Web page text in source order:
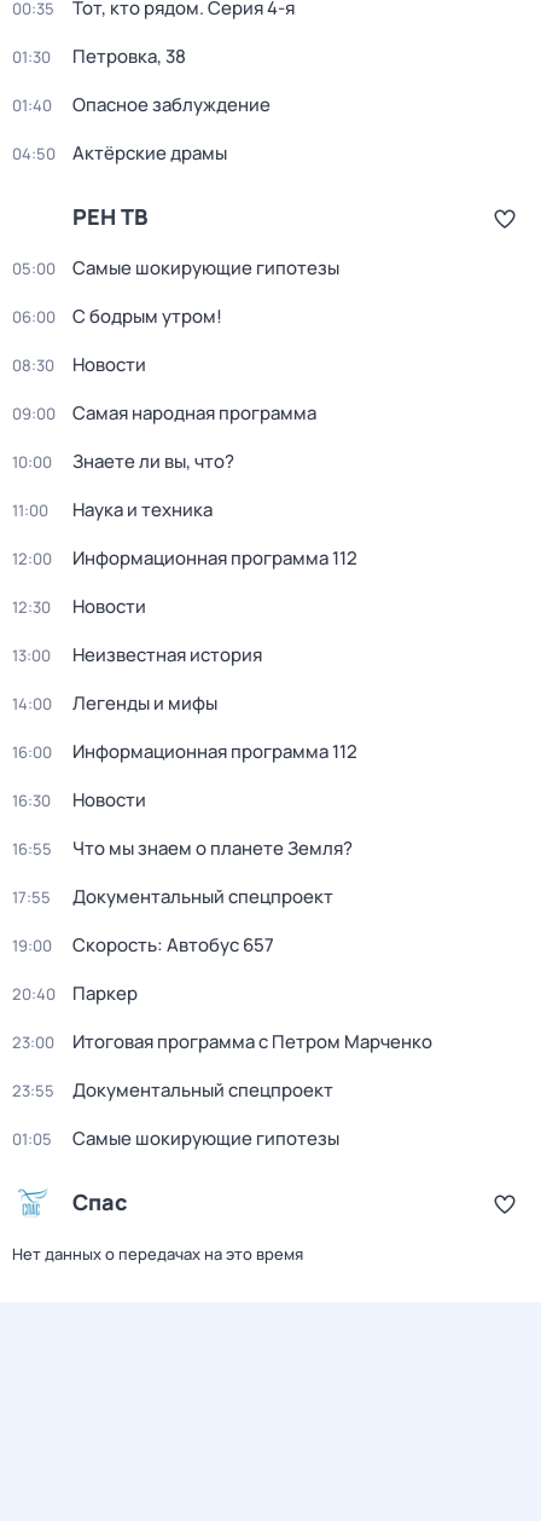
00:35 Тот, кто рядом. Серия 4-я
01:30 Петровка, 38
01:40 Опасное заблуждение
04:50 Актёрские драмы
РЕН ТВ
05:00 Самые шoкиpующие гипотезы
06:00 С бодрым утром!
08:30 Новости
09:00 Самая народная программа
10:00 Знаете ли вы, что?
11:00 Наука и техника
12:00 Информационная программа 112
12:30 Новости
13:00 Неизвестная история
14:00 Легенды и мифы
16:00 Информационная программа 112
16:30 Новости
16:55 Что мы знаем о планете Земля?
17:55 Документальный спецпроект
19:00 Скорость: Автобус 657
20:40 Паркер
23:00 Итоговая программа с Петром Марченко
23:55 Документальный спецпроект
01:05 Самые шoкиpующие гипотезы
Спас
Нет данных о передачах на это время